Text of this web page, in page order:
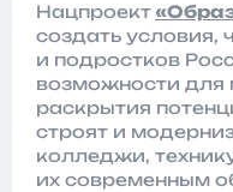
Нацпроект
создать условия,
и подростков
возможности для
раскрытия
строят и
колледжи,
их современным